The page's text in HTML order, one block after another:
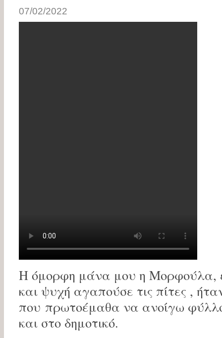
07/02/2022
Η όμορφη μάνα μου η Μορφούλα,
και ψυχή αγαπούσε τις πίτες ,
που πρωτοέμαθα να ανοίγω
και στο δημοτικό.